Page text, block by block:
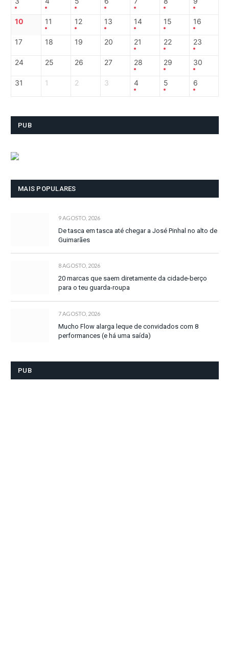
10 11 12 13 14 15 16
17 18 19 20 21 22 23
24 25 26 27 28 29 30
31 1 2 3 4 5 6
PUB
MAIS POPULARES
9 AGOSTO, 2026
De tasca em tasca até chegar a José Pinhal no alto de
Guimarães
8 AGOSTO, 2026
20 marcas que saem diretamente da cidade-berço
para o teu guarda-roupa
7 AGOSTO, 2026
Mucho Flow alarga leque de convidados com 8
performances (e há uma saída)
PUB